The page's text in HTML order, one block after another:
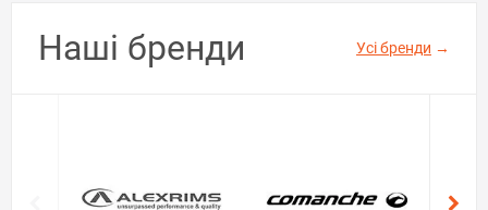
Наші бренди Усі бренди →